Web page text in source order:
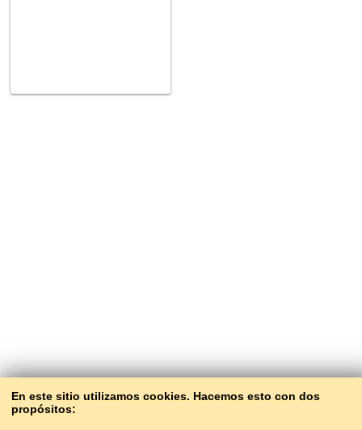
En este sitio utilizamos cookies. Hacemos esto con dos
propósitos: